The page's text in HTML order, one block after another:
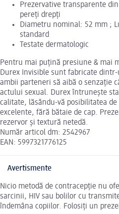
Prezervative transparente
pereți drepți
Diametru nominal: 52 mm ;
standard
Testate dermatologic
Pentru mai puțină presiune & mai
Durex Invisible sunt fabricate
ambii parteneri să aibă o senzație
actului sexual. Durex întrunește
calitate, lăsându-vă posibilitatea
excelente, fără bătaie de cap.
rezervor și textură netedă.
Număr articol dm: 2542967
EAN: 5997321776125
Avertismente
Nicio metodă de contracepție nu
sarcinii, HIV sau bolilor cu
îndemâna copiilor. Folosiți un